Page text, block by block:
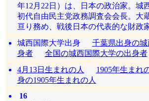
年12月22日）は、日本の政治家。城
初代自由民主党政務調査会会長。大
亘り務め、戦後日本の代表的な財政
城西国際大学出身 千葉県出身の
身者
全国の城西国際大学の出身者
4月13日生まれの人
1905年生まれ
身の1905年生まれの人
16